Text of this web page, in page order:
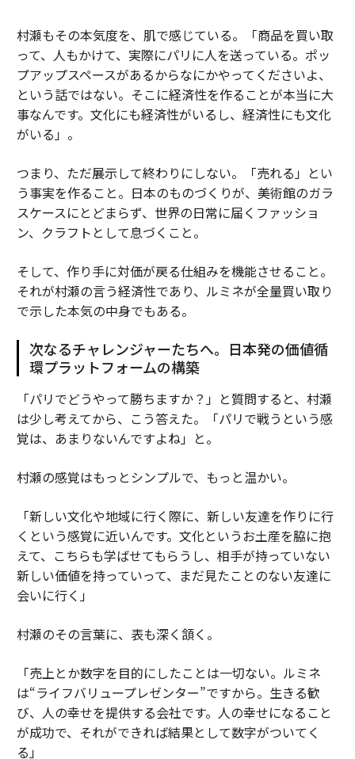
村瀬もその本気度を、肌で感じている。「商品を買い取
って、人もかけて、実際にパリに人を送っている。ポッ
プアップスペースがあるからなにかやってくださいよ、
という話ではない。そこに経済性を作ることが本当に大
事なんです。文化にも経済性がいるし、経済性にも文化
がいる」。
つまり、ただ展示して終わりにしない。「売れる」とい
う事実を作ること。日本のものづくりが、美術館のガラ
スケースにとどまらず、世界の日常に届くファッショ
ン、クラフトとして息づくこと。
そして、作り手に対価が戻る仕組みを機能させること。
それが村瀬の言う経済性であり、ルミネが全量買い取り
で示した本気の中身でもある。
次なるチャレンジャーたちへ。日本発の価値循
環プラットフォームの構築
「パリでどうやって勝ちますか？」と質問すると、村瀬
は少し考えてから、こう答えた。「パリで戦うという感
覚は、あまりないんですよね」と。
村瀬の感覚はもっとシンプルで、もっと温かい。
「新しい文化や地域に行く際に、新しい友達を作りに行
くという感覚に近いんです。文化というお土産を脇に抱
えて、こちらも学ばせてもらうし、相手が持っていない
新しい価値を持っていって、まだ見たことのない友達に
会いに行く」
村瀬のその言葉に、表も深く頷く。
「売上とか数字を目的にしたことは一切ない。ルミネ
は“ライフバリュープレゼンター”ですから。生きる歓
び、人の幸せを提供する会社です。人の幸せになること
が成功で、それができれば結果として数字がついてく
る」